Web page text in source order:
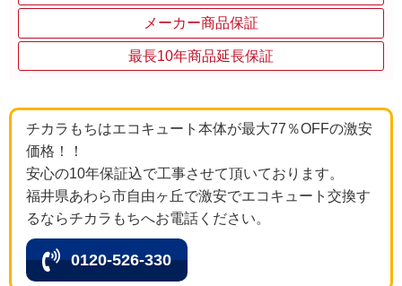
メーカー商品保証
最長10年商品延長保証
チカラもちはエコキュート本体が最大77％OFFの激安
価格！！
安心の10年保証込で工事させて頂いております。
福井県あわら市自由ヶ丘で激安でエコキュート交換す
るならチカラもちへお電話ください。
0120-526-330